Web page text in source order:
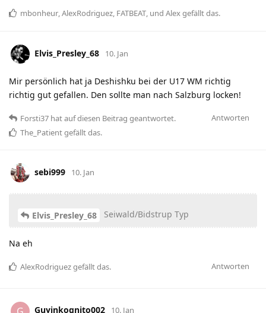
mbonheur,AlexRodriguez, FATBEAT, und Alexgefällt das.
Elvis_Presley_68 10. Jan
Mir persönlich hat ja Deshishku bei der U17 WM richtig
richtig gut gefallen. Den sollte man nach Salzburg locken!
Antworten
Forsti37 hatauf diesen Beitrag geantwortet.
The_Patientgefällt das.
sebi999 10. Jan
Elvis_Presley_68 Seiwald/Bidstrup Typ
Na eh
Antworten
AlexRodriguezgefällt das.
Guyinkognito002 10. Jan